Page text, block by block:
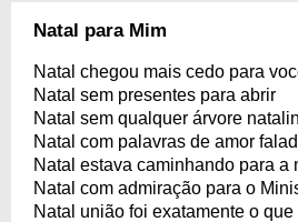
Natal para Mim
Natal chegou mais cedo para
Natal sem presentes para abrir
Natal sem qualquer árvore
Natal com palavras de amor
Natal estava caminhando para a
Natal com admiração para o
Natal união foi exatamente o